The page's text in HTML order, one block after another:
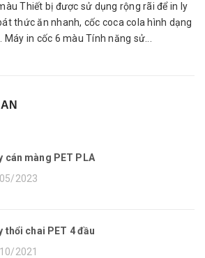
Thiết bị được sử dụng rộng rãi để in ly
thức ăn nhanh, cốc coca cola hình dạng
Máy in cốc 6 màu Tính năng sử...
cán màng PET PLA
2023
thổi chai PET 4 đầu
2021